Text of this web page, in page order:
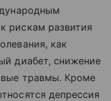
рискам развития
как
диабет, снижение
травмы. Кроме
депрессия